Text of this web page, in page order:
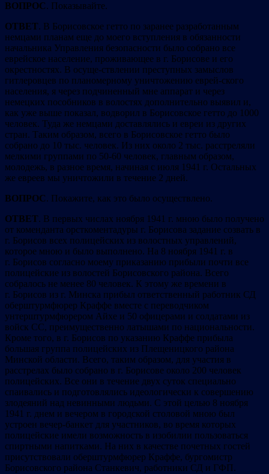
ВОПРОС. Показывайте.
ОТВЕТ. В Борисовское гетто по заранее разработанным
немцами планам еще до моего вступления в обязанности
начальника Управления безопасности было собрано все
еврейское население, проживающее в г. Борисове и его
окрестностях. В осуще-ствлении преступных замыслов
гитлеровцев по планомерному уничтожению еврей-ского
населения, я через подчиненный мне аппарат и через
немецких пособников в волостях дополнительно выявил и,
как уже выше показал, водворил в Борисовское гетто до 1000
человек. Туда же немцами доставлялись и евреи из других
стран. Таким образом, всего в Борисовское гетто было
собрано до 10 тыс. человек. Из них около 2 тыс. расстреляли
мелкими группами по 50-60 человек, главным образом,
молодежь, в разное время, начиная с июля 1941 г. Остальных
же евреев мы уничтожили в течение 2 дней.
ВОПРОС. Покажите, как это было осуществлено.
ОТВЕТ. В первых числах ноября 1941 г. мною было получено
от коменданта орсткоментадуры г. Борисова задание созвать в
г. Борисов всех полицейских из волостных управлений,
которое мною и было выполнено. На 8 ноября 1941 г. в
г. Борисов согласно моему приказанию прибыли почти все
полицейские из волостей Борисовского района. Всего
собралось не менее 80 человек. К этому же времени в
г. Борисов из г. Минска прибыл ответственный работник СД
оберштурмфюрер Краффе вместе с переводчиком
унтерштурмфюрером Айхе и 50 офицерами и солдатами из
войск СС, преимущественно латышами по национальности.
Кроме того, в г. Борисов по указанию Краффе прибыла
большая группа полицейских из Плещеницкого района
Минской области. Всего, таким образом, для участия в
расстрелах было собрано в г. Борисове около 200 человек
полицейских. Все они в течение двух суток специально
спаивались и подготовлялись идеологически к совершению
злодеяний над невинными людьми. С этой целью 8 ноября
1941 г. днем и вечером в городской столовой мною был
устроен вечер-банкет для участников, во время которых
полицейские имели возможность в изобилии пользоваться
спиртными напитками. На них в качестве почетных гостей
присутствовали оберштурмфюрер Краффе, бургомистр
Борисовского района Станкевич, работники СД и ГФП.